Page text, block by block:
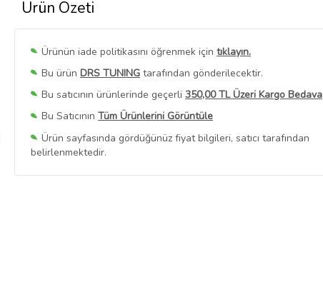
Ürün Özeti
Ürünün iade politikasını öğrenmek için tıklayın.
Bu ürün DRS TUNING tarafından gönderilecektir.
Bu satıcının ürünlerinde geçerli 350,00 TL Üzeri Kargo Bedava
Bu Satıcının Tüm Ürünlerini Görüntüle
Ürün sayfasında gördüğünüz fiyat bilgileri, satıcı tarafından
belirlenmektedir.